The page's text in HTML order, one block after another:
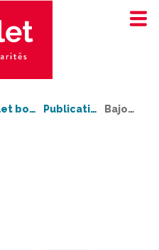
Bagnolet bouge ! Publications Bajomag'